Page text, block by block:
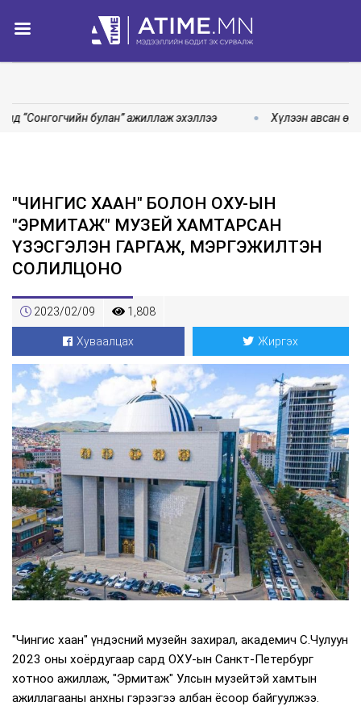
“Сонгогчийн булан” ажиллаж эхэллээ Хүлээн авсан
"ЧИНГИС ХААН" БОЛОН ОХУ-ЫН
"ЭРМИТАЖ" МУЗЕЙ ХАМТАРСАН
ҮЗЭСГЭЛЭН ГАРГАЖ, МЭРГЭЖИЛТЭН
СОЛИЛЦОНО
2023/02/09 1,808
Хуваалцах Жиргэх
"Чингис хаан" үндэсний музейн захирал, академич С.Чулуун
2023 оны хоёрдугаар сард ОХУ-ын Санкт-Петербург
хотноо ажиллаж, "Эрмитаж" Улсын музейтэй хамтын
ажиллагааны анхны гэрээгээ албан ёсоор байгуулжээ.